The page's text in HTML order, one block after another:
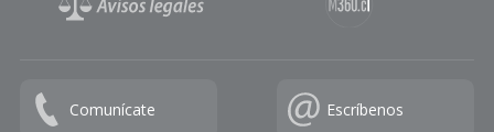
Comunícate Escríbenos